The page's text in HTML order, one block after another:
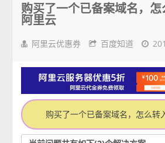
购买了一个已备案域名，
阿里云
阿里云优惠券 百度知道
购买了一个已备案域名，怎么转